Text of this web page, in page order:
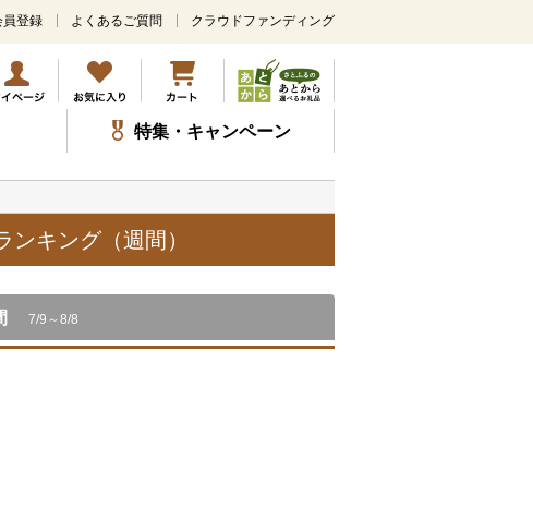
メ
ン
コ
ン
テ
ツ
ッ
プ
員登録 よくあるご質問 クラウドファンディング
特集・キャンペーン
キング（週間）
7/9～8/8